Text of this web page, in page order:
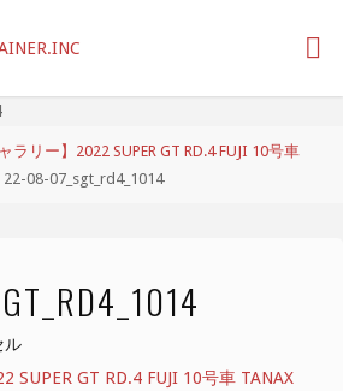
ャラリー】2022 SUPER GT RD.4 FUJI 10号車
22-08-07_sgt_rd4_1014
ル
SUPER GT RD.4 FUJI 10号車 TANAX